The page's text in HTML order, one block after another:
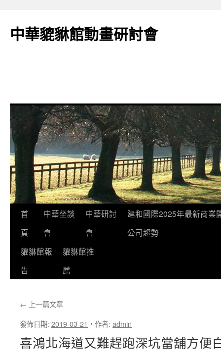
主
中華貔貅館動畫研討會
首
頁
中華坐談
會
中華研討
會
建和國際2025年最新商業
公司趨勢
貔貅館報
告
貔貅館推
薦
← 上一篇文章
發佈日期: 2019-03-21 ， 作者: admin
喜鴻北海道又難趕跑深坑當舖方便